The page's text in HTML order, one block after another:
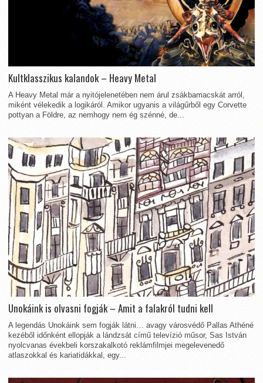
Kultklasszikus kalandok – Heavy Metal
A Heavy Metal már a nyitójelenetében nem árul zsákbamacskát arról,
miként vélekedik a logikáról. Amikor ugyanis a világűrből egy Corvette
pottyan a Földre, az nemhogy nem ég szénné, de...
Unokáink is olvasni fogják – Amit a falakról tudni kell
A legendás Unokáink sem fogják látni… avagy városvédő Pallas Athéné
kezéből időnként ellopják a lándzsát című televízió műsor, Sas István
nyolcvanas évekbeli korszakalkotó reklámfilmjei megelevenedő
atlaszokkal és kariatidákkal, egy...